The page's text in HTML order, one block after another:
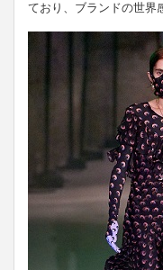
ており、ブランドの世界